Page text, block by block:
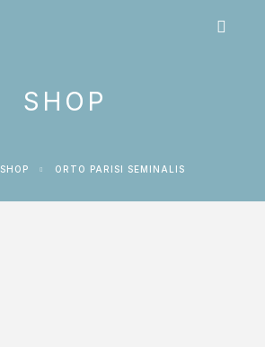
SHOP
SHOP ORTO PARISI SEMINALIS